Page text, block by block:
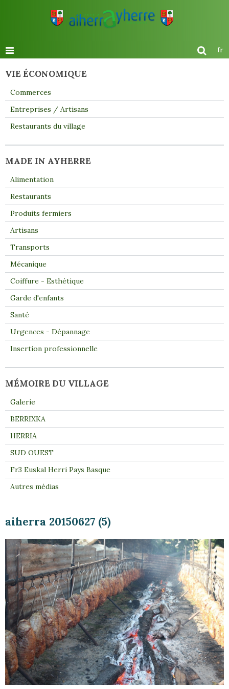
fr
aiherra 20150627 (5)
VIE ÉCONOMIQUE
Commerces
Entreprises / Artisans
Restaurants du village
MADE IN AYHERRE
Alimentation
Restaurants
Produits fermiers
Artisans
Transports
Mécanique
Coiffure - Esthétique
Garde d'enfants
Santé
Urgences - Dépannage
Insertion professionnelle
MÉMOIRE DU VILLAGE
Galerie
BERRIXKA
HERRIA
SUD OUEST
Fr3 Euskal Herri Pays Basque
Autres médias